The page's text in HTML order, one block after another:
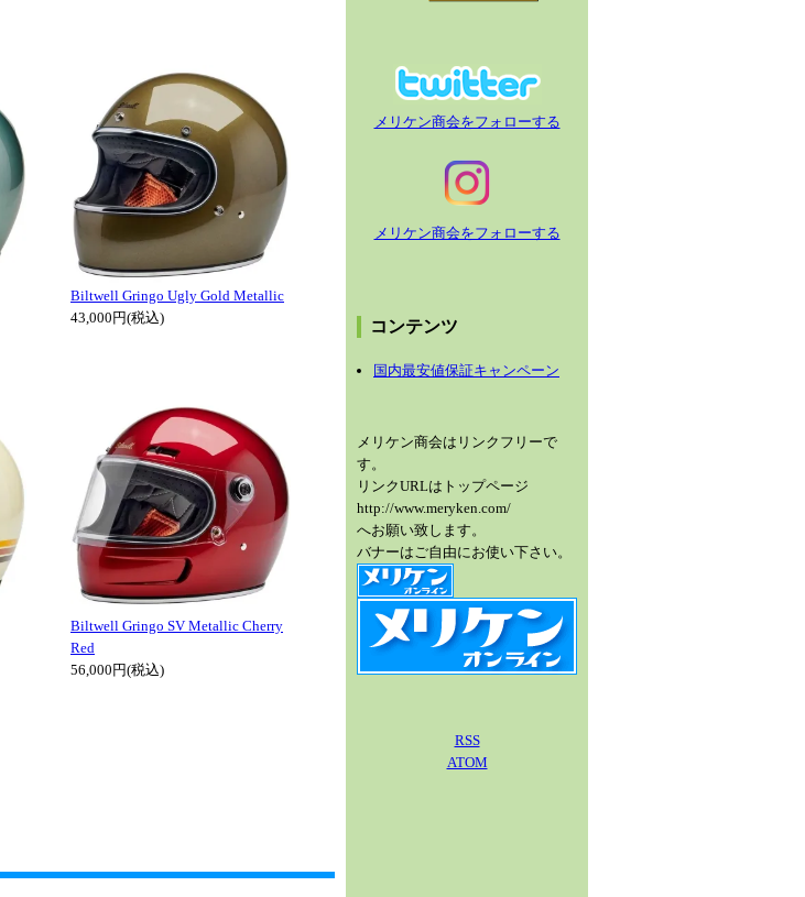
Biltwell Gringo Ugly Gold Metallic
43,000円(税込)
Biltwell Gringo SV Metallic Cherry
Red
56,000円(税込)
メリケン商会をフォローする
メリケン商会をフォローする
コンテンツ
国内最安値保証キャンペーン
メリケン商会はリンクフリーで
す。
リンクURLはトップページ
http://www.meryken.com/
へお願い致します。
バナーはご自由にお使い下さい。
RSS
ATOM